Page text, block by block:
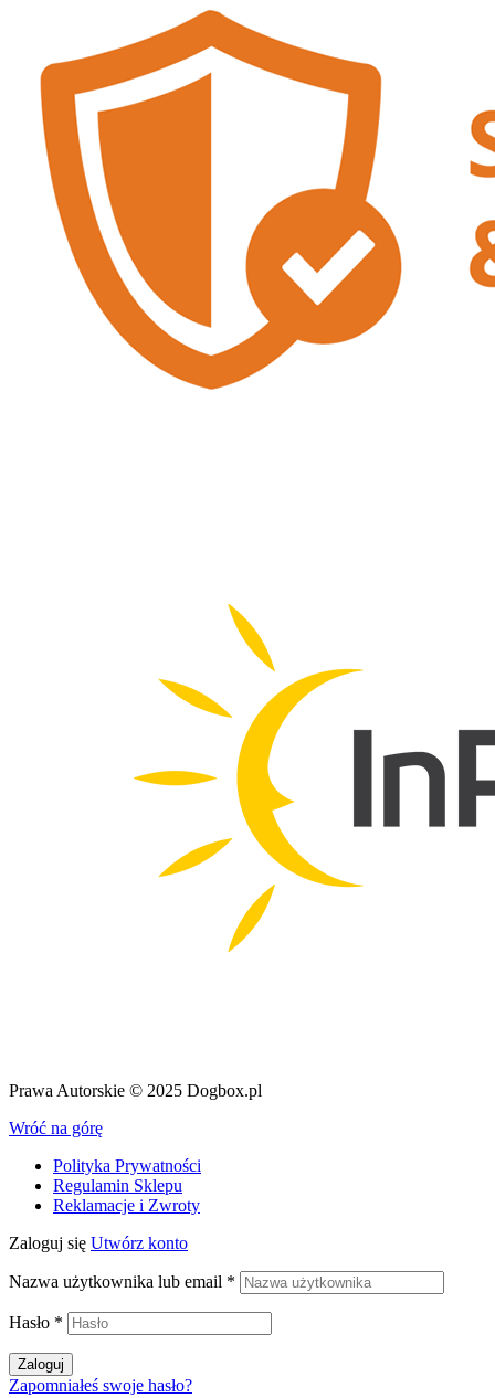
Prawa Autorskie © 2025 Dogbox.pl
Wróć na górę
Polityka Prywatności
Regulamin Sklepu
Reklamacje i Zwroty
Zaloguj się Utwórz konto
Nazwa użytkownika lub email *
Hasło *
Zaloguj
Zapomniałeś swoje hasło?